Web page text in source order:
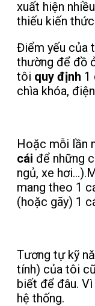
xuất hiện
thiếu kiến
Điểm yếu của
thường để đồ
tôi quy định 1
chìa khóa,
Hoặc mỗi lần
cái để những
ngủ, xe
mang theo 1
(hoặc gãy) 1
Tương tự kỹ
tính) của tôi
biết để đâu.
hệ thống.